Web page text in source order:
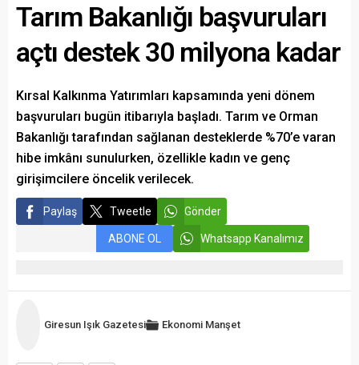
Tarım Bakanlığı başvuruları
açtı destek 30 milyona kadar
Kırsal Kalkınma Yatırımları kapsamında yeni dönem
başvuruları bugün itibarıyla başladı. Tarım ve Orman
Bakanlığı tarafından sağlanan desteklerde %70’e varan
hibe imkânı sunulurken, özellikle kadın ve genç
girişimcilere öncelik verilecek.
Paylaş Tweetle Gönder
ABONE OL Whatsapp Kanalımız
Giresun Işık Gazetesi Ekonomi Manşet